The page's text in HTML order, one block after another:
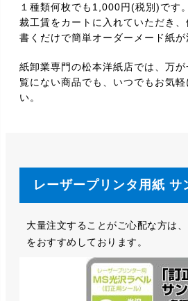
１種類何枚でも1,000円(税別)です
裁工賃をカートに入れていただき
書くだけで簡単オーダーメード紙が
紙卸業専門の松本洋紙店では、万
覧にない商品でも、いつでもお気
い。
レーザープリンタ用紙 サ
大量注文することがご心配な方は
をおすすめしております。